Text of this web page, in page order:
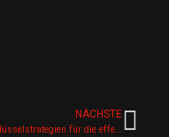
NÄCHSTE
10 Schlüsselstrategien für die effektive Website-Erstellung: Ein Plan für digitalen Erfolg